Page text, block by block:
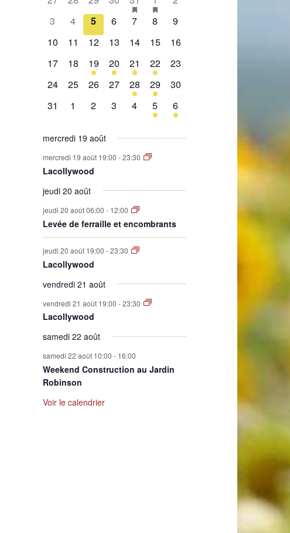
de
Évènements
évènement,
évènement,
évènement,évènement,
évènement,évènements,
0
évènement,
3
0
évènement,
4
0
évènement,
5
0
6
0
7
0
8
0
9
0
10
0
11
0
12
0
13
0
14
0
15
0
16
0
évènement,
17
0
évènement,
18
1
évènement,
19
2
évènements,
20
1
évènement,
21
2
évènements,
22
0
23
0
24
0
25
0
évènement,
26
0
évènement,
27
1
évènement,
28
1
évènement,
29
0
30
0
31
0
1
0
2
0
évènement,
3
0
évènement,
4
1
évènement,
5
1
évènement,
6
mercredi 19 août
mercredi 19 août 19:00 -23:30
Lacollywood
jeudi 20 août
jeudi 20 août 06:00 - 12:00
Levée de ferraille et encombrants
jeudi 20 août 19:00 -23:30
Lacollywood
vendredi 21 août
vendredi 21 août 19:00 -23:30
Lacollywood
samedi 22 août
samedi 22 août 10:00 - 16:00
Weekend Construction au Jardin
Robinson
Voir le calendrier